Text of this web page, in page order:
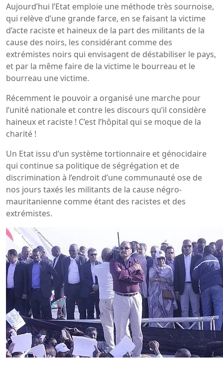
Aujourd’hui l’Etat emploie une méthode très sournoise,
qui relève d’une grande farce, en se faisant la victime
d’acte raciste et haineux de la part des militants de la
cause des noirs, les considérant comme des
extrémistes noirs qui envisagent de déstabiliser le pays,
et par la même faire de la victime le bourreau et le
bourreau une victime.
Récemment le pouvoir a organisé une marche pour
l’unité nationale et contre les discours qu’il considère
haineux et raciste ! C’est l’hôpital qui se moque de la
charité !
Un Etat issu d’un système tortionnaire et génocidaire
qui continue sa politique de ségrégation et de
discrimination à l’endroit d’une communauté ose de
nos jours taxés les militants de la cause négro-
mauritanienne comme étant des racistes et des
extrémistes.